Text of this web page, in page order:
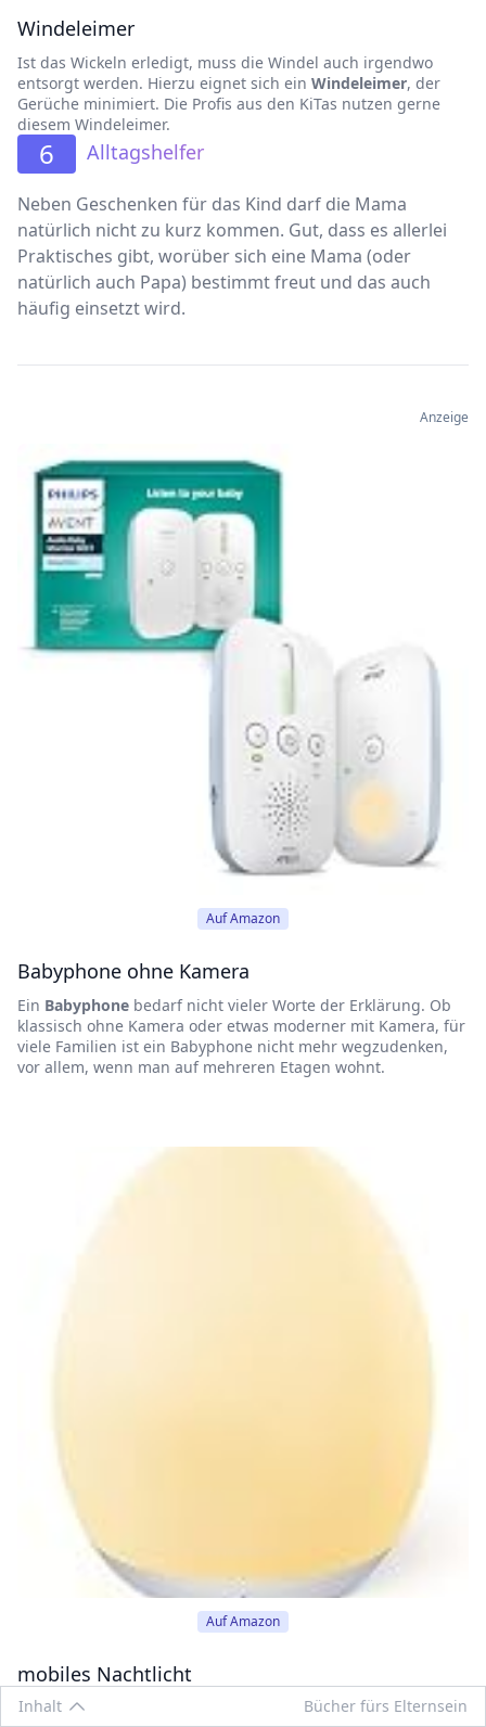
Edit
Inhalt Bücher fürs Elternsein
Windeleimer
Ist das Wickeln erledigt, muss die Windel auch irgendwo
entsorgt werden. Hierzu eignet sich ein Windeleimer, der
Gerüche minimiert. Die Profis aus den KiTas nutzen gerne
diesem Windeleimer.
6 Alltagshelfer
Neben Geschenken für das Kind darf die Mama
natürlich nicht zu kurz kommen. Gut, dass es allerlei
Praktisches gibt, worüber sich eine Mama (oder
natürlich auch Papa) bestimmt freut und das auch
häufig einsetzt wird.
Anzeige
Babyphone ohne Kamera
Ein Babyphone bedarf nicht vieler Worte der Erklärung. Ob
klassisch ohne Kamera oder etwas moderner mit Kamera, für
viele Familien ist ein Babyphone nicht mehr wegzudenken,
vor allem, wenn man auf mehreren Etagen wohnt.
Auf Amazon
mobiles Nachtlicht
Auch ein
ist, um auch nachts den Weg
Auf Amazon